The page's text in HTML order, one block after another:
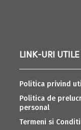
LINK-URI UTILE
Politica privind
Politica de
personal
Termeni si